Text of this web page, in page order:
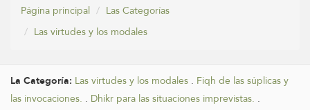
Página principal
Las Categorías
Las virtudes y los modales
La Categoría: Las virtudes y los modales . Fiqh de las súplicas y
las invocaciones. . Dhikr para las situaciones imprevistas. .